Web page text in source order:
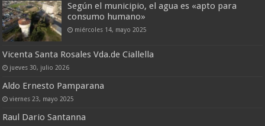
Según el municipio, el agua es «apto para
consumo humano»
miércoles 14, mayo 2025
Vicenta Santa Rosales Vda.de Ciallella
jueves 30, julio 2026
Aldo Ernesto Pamparana
viernes 23, mayo 2025
Raul Dario Santanna